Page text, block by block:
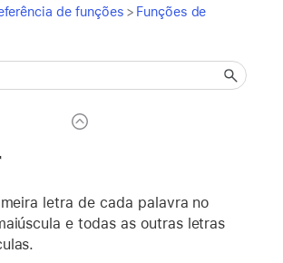
de funções > Funções de
letra de cada palavra no
e todas as outras letras